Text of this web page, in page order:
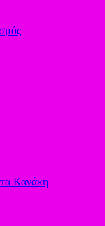
Κανάκη